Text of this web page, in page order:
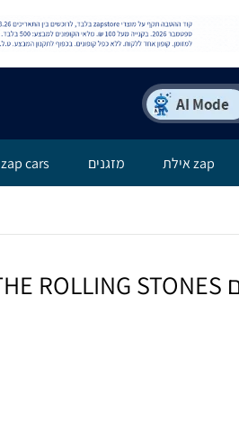
zap אילת מזגנים zap cars